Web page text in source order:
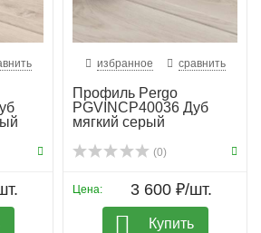
избранное сравнить
Профиль Pergo
PGVINCP40036 Дуб
мягкий серый
(0)
Цена: 3 600 ₽/шт.
Купить